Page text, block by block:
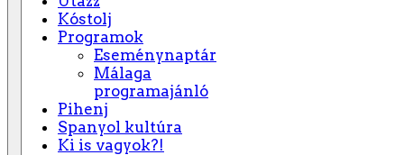
Kóstolj
Programok
Eseménynaptár
Málaga
programajánló
Pihenj
Spanyol kultúra
Ki is vagyok?!